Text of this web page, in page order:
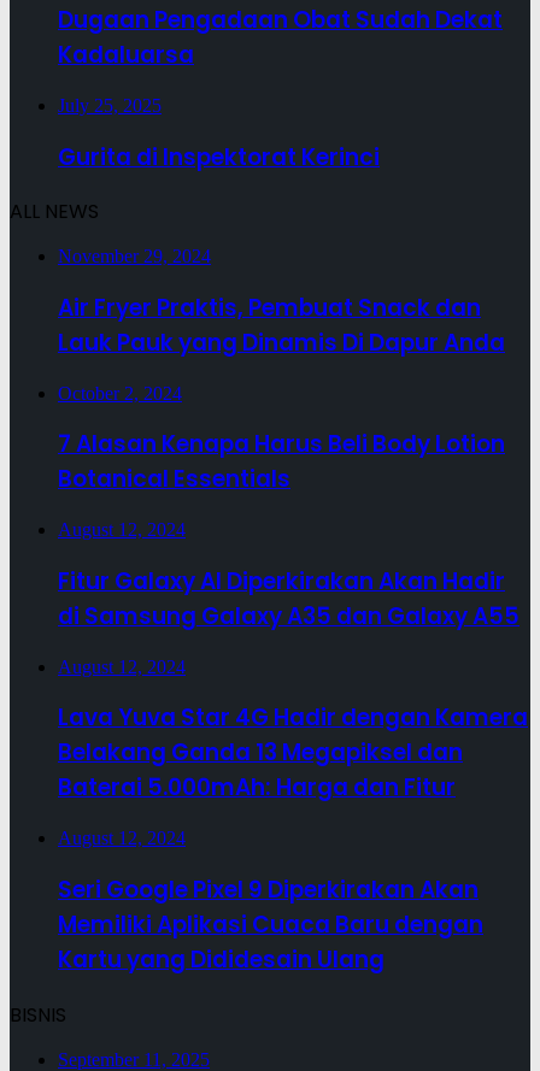
Dugaan Pengadaan Obat Sudah Dekat
Kadaluarsa
July 25, 2025
Gurita di Inspektorat Kerinci
ALL NEWS
November 29, 2024
Air Fryer Praktis, Pembuat Snack dan
Lauk Pauk yang Dinamis Di Dapur Anda
October 2, 2024
7 Alasan Kenapa Harus Beli Body Lotion
Botanical Essentials
August 12, 2024
Fitur Galaxy AI Diperkirakan Akan Hadir
di Samsung Galaxy A35 dan Galaxy A55
August 12, 2024
Lava Yuva Star 4G Hadir dengan Kamera
Belakang Ganda 13 Megapiksel dan
Baterai 5.000mAh: Harga dan Fitur
August 12, 2024
Seri Google Pixel 9 Diperkirakan Akan
Memiliki Aplikasi Cuaca Baru dengan
Kartu yang Dididesain Ulang
BISNIS
September 11, 2025